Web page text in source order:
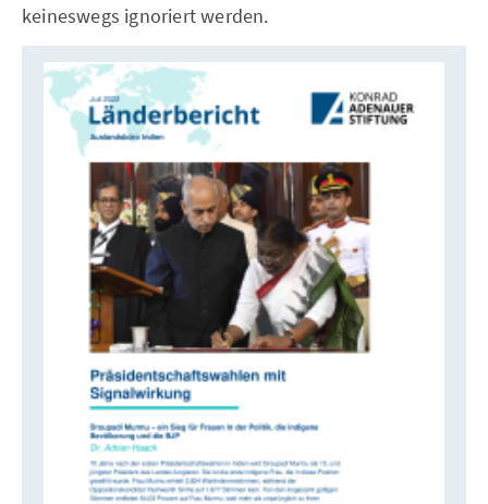
keineswegs ignoriert werden.